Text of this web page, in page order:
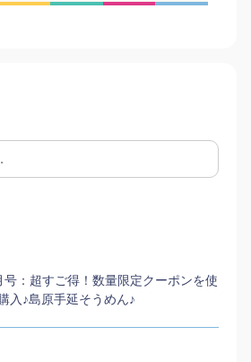
号：超すご得！数量限定クーポンを使
入♪島原手延そうめん♪